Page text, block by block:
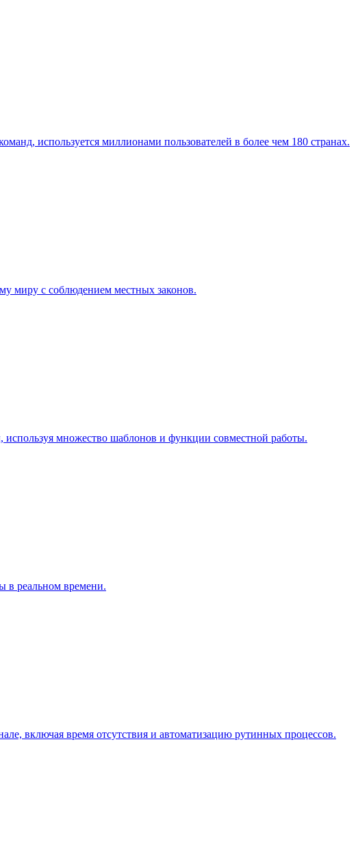
используется миллионами пользователей в более чем 180 странах.
миру с соблюдением местных законов.
используя множество шаблонов и функции совместной работы.
в реальном времени.
включая время отсутствия и автоматизацию рутинных процессов.